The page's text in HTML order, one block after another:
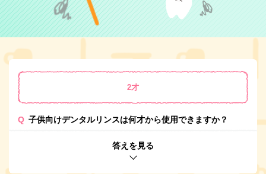
2才
Q 子供向けデンタルリンスは何才から使用できますか？
答えを見る